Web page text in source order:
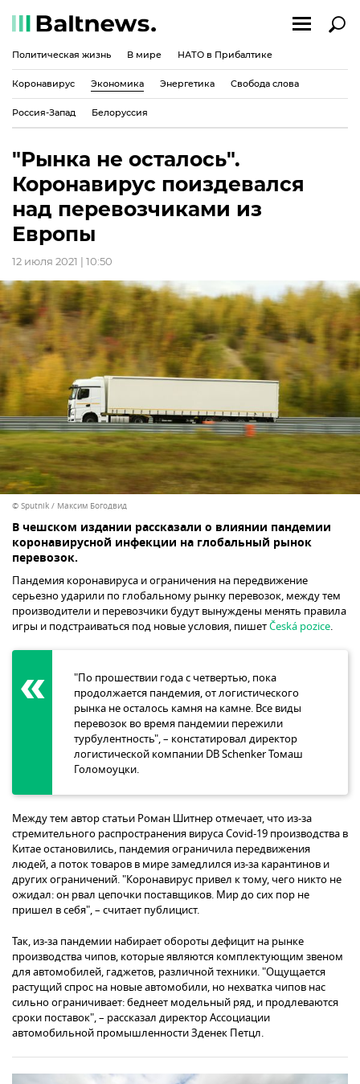
Политическая жизнь В мире НАТО в Прибалтике
Коронавирус Экономика Энергетика Свобода слова
Россия-Запад Белоруссия
"Рынка не осталось".
Коронавирус поиздевался
над перевозчиками из
Европы
12 июля 2021 | 10:50
© Sputnik / Максим Богодвид
В чешском издании рассказали о влиянии пандемии
коронавирусной инфекции на глобальный рынок
перевозок.
Пандемия коронавируса и ограничения на передвижение
серьезно ударили по глобальному рынку перевозок, между тем
производители и перевозчики будут вынуждены менять правила
игры и подстраиваться под новые условия, пишетČeská pozice.
"По прошествии года с четвертью, пока
продолжается пандемия, от логистического
рынка не осталось камня на камне. Все виды
перевозок во время пандемии пережили
турбулентность", – констатировал директор
логистической компании DB Schenker Томаш
Голомоуцки.
Между тем автор статьи Роман Шитнер отмечает, что из-за
стремительного распространения вируса Covid-19 производства в
Китае остановились, пандемия ограничила передвижения
людей, а поток товаров в мире замедлился из-за карантинов и
других ограничений. "Коронавирус привел к тому, чего никто не
ожидал: он рвал цепочки поставщиков. Мир до сих пор не
пришел в себя", – считает публицист.
Так, из-за пандемии набирает обороты дефицит на рынке
производства чипов, которые являются комплектующим звеном
для автомобилей, гаджетов, различной техники. "Ощущается
растущий спрос на новые автомобили, но нехватка чипов нас
сильно ограничивает: беднеет модельный ряд, и продлеваются
сроки поставок", – рассказал директор Ассоциации
автомобильной промышленности Зденек Петцл.